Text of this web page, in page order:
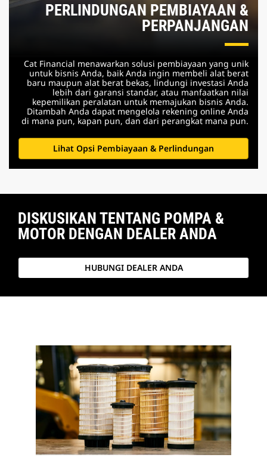
PERLINDUNGAN PEMBIAYAAN &
PERPANJANGAN
Cat Financial menawarkan solusi pembiayaan yang unik
untuk bisnis Anda, baik Anda ingin membeli alat berat
baru maupun alat berat bekas, lindungi investasi Anda
lebih dari garansi standar, atau manfaatkan nilai
kepemilikan peralatan untuk memajukan bisnis Anda.
Ditambah Anda dapat mengelola rekening online Anda
di mana pun, kapan pun, dan dari perangkat mana pun.
Lihat Opsi Pembiayaan & Perlindungan
DISKUSIKAN TENTANG POMPA &
MOTOR DENGAN DEALER ANDA
HUBUNGI DEALER ANDA